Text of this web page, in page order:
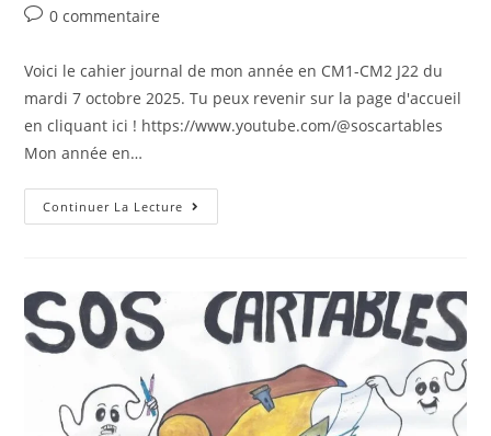
0 commentaire
Voici le cahier journal de mon année en CM1-CM2 J22 du
mardi 7 octobre 2025. Tu peux revenir sur la page d'accueil
en cliquant ici ! https://www.youtube.com/@soscartables
Mon année en…
Continuer La Lecture